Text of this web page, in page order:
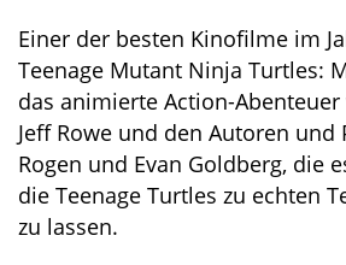
Einer der besten Kinofilme im
Teenage Mutant Ninja Turtles:
das animierte Action-Abenteuer
Jeff Rowe und den Autoren und
Rogen und Evan Goldberg, die
die Teenage Turtles zu echten
zu lassen.